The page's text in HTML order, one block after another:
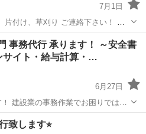
7月1日
付け、草刈り ご連絡下さい！ こ
の機会に 断捨離も含め いかがですか？！ 安価で承ります。
の他 断捨離
事務代行 承ります！ ～安全書
サイト・給与計算・…
6月27日
あ
者様をサポート
致します⭐︎